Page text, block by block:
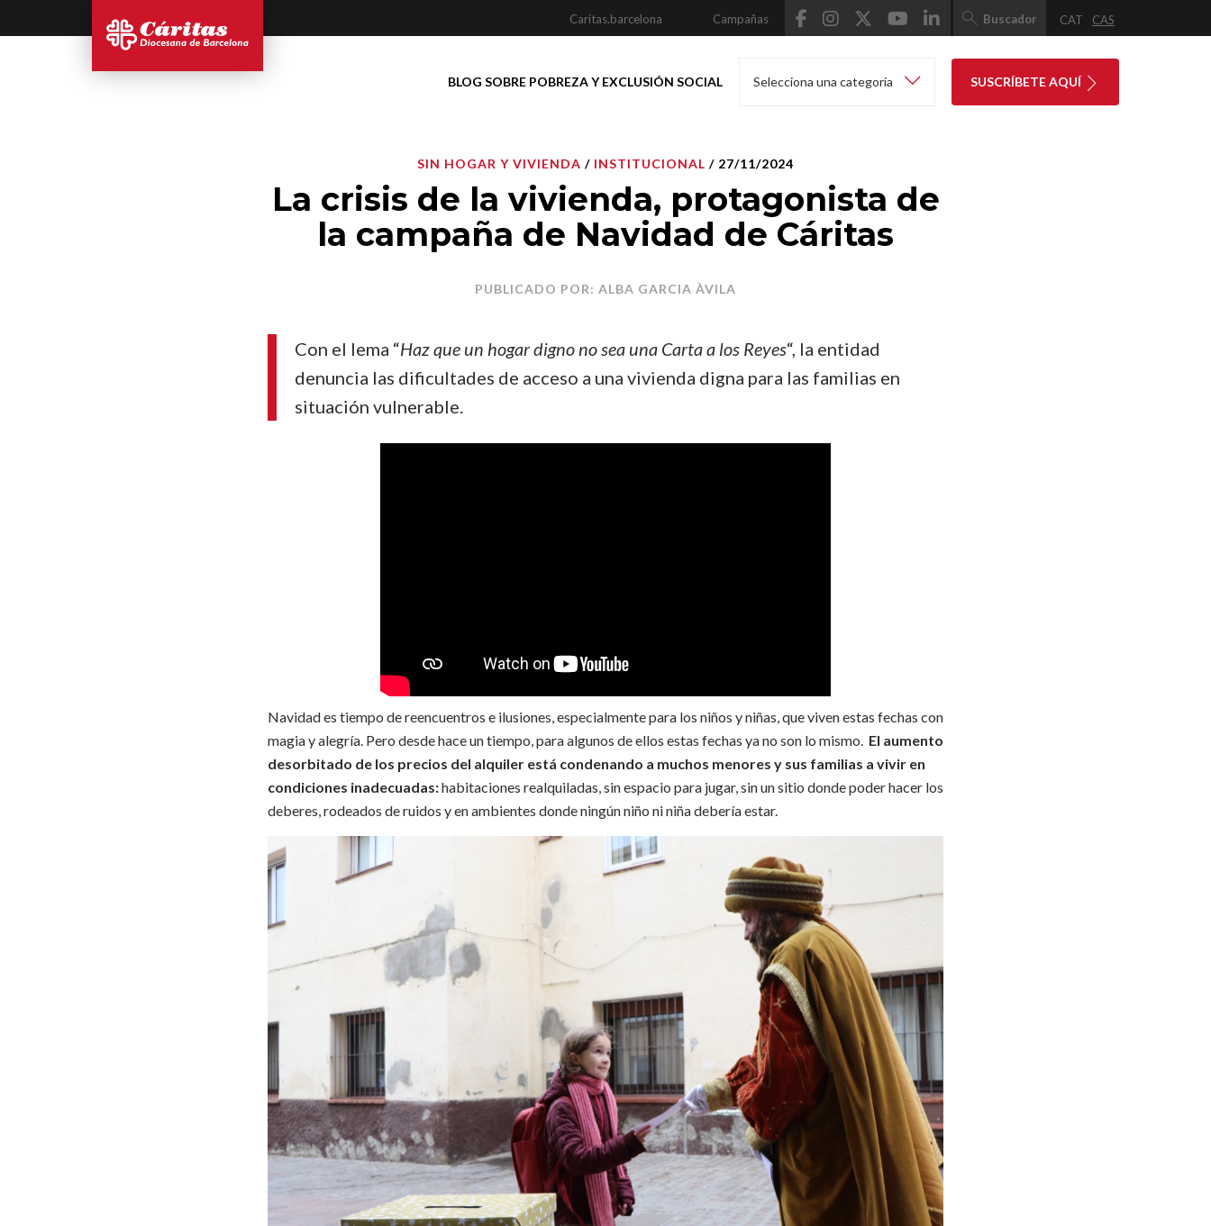
Caritas.barcelona Campañas Buscador CAT CAS
BLOG SOBRE POBREZA Y EXCLUSIÓN SOCIAL Selecciona una categoría SUSCRÍBETE AQUÍ
SIN HOGAR Y VIVIENDA / INSTITUCIONAL / 27/11/2024
La crisis de la vivienda, protagonista de
la campaña de Navidad de Cáritas
PUBLICADO POR: ALBA GARCIA ÀVILA
Con el lema “Haz que un hogar digno no sea una Carta a los Reyes“, la entidad
denuncia las dificultades de acceso a una vivienda digna para las familias en
situación vulnerable.
Navidad es tiempo de reencuentros e ilusiones, especialmente para los niños y niñas, que viven estas fechas con
magia y alegría. Pero desde hace un tiempo, para algunos de ellos estas fechas ya no son lo mismo. El aumento
desorbitado de los precios del alquiler está condenando a muchos menores y sus familias a vivir en
condiciones inadecuadas:habitaciones realquiladas, sin espacio para jugar, sin un sitio donde poder hacer los
deberes, rodeados de ruidos y en ambientes donde ningún niño ni niña debería estar.